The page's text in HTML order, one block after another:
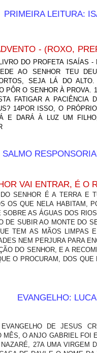
PRIMEIRA LEITURA:
- (ROXO,
DO PROFETA ISAÍAS
AO SENHOR TEU
SEJA LÁ DO
PÔR O SENHOR À PROVA.
FATIGAR A PACIÊNCIA
14POR ISSO, O
E DARÁ À LUZ UM
SALMO
VAI ENTRAR, É O
SENHOR É A TERRA E
OS QUE NELA HABITAM,
AS ÁGUAS DOS RIOS
DE SUBIR AO MONTE DO
TEM AS MÃOS LIMPAS
NEM PERJURA PARA
DO SENHOR, E A
O PROCURAM, DOS
EVANGELHO:
EVANGELHO DE JESUS
MÊS, O ANJO GABRIEL FOI
27A UMA VIRGEM